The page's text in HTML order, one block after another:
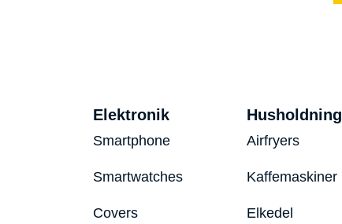
Elektronik
Smartphone
Smartwatches
Covers
Husholdning
Airfryers
Kaffemaskiner
Elkedel